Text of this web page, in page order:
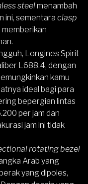
steelmenambah
ini, sementara clasp
Longines Spirit
L688.4, dengan
kamu
ideal bagi para
bepergian lintas
per jam dan
jam ini tidak
rotating bezel
Arab yang
yang dipoles,